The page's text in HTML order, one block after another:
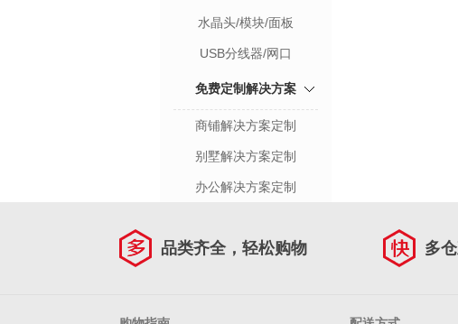
水晶头/模块/面板
USB分线器/网口
免费定制解决方案
商铺解决方案定制
别墅解决方案定制
办公解决方案定制
品类齐全，轻松购物 多